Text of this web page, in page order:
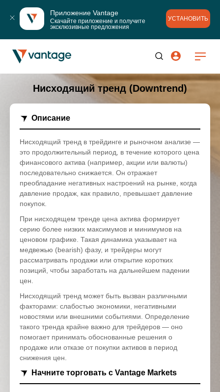
Приложение Vantage
Скачайте приложение и получите
эксклюзивные предложения
УСТАНОВИТЬ
Нисходящий тренд (Downtrend)
Описание
Нисходящий тренд в трейдинге и рыночном анализе —
это продолжительный период, в течение которого цена
финансового актива (например, акции или валюты)
последовательно снижается. Он отражает
преобладание негативных настроений на рынке, когда
давление продаж, как правило, превышает давление
покупок.
При нисходящем тренде цена актива формирует
серию более низких максимумов и минимумов на
ценовом графике. Такая динамика указывает на
медвежью (bearish) фазу, и трейдеры могут
рассматривать продажи или открытие коротких
позиций, чтобы заработать на дальнейшем падении
цен.
Нисходящий тренд может быть вызван различными
факторами: слабостью экономики, негативными
новостями или внешними событиями. Определение
такого тренда крайне важно для трейдеров — оно
помогает принимать обоснованные решения о
продаже или отказе от покупки активов в период
снижения цен.
Начните торговать с Vantage Markets